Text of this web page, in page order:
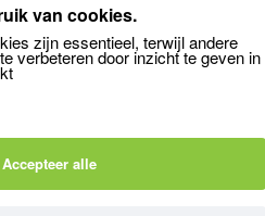
het schoonmaken van
weer schoon en helder uitziet.
ReptiShine 500ml Glasreiniger
veilig om ook de
van cookies.
zijn essentieel, terwijl andere
verbeteren door inzicht te geven in
Accepteer alle